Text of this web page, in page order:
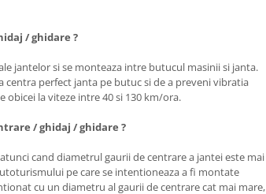
/ ghidare ?
jantelor si se monteaza intre butucul masinii si janta.
centra perfect janta pe butuc si de a preveni vibratia
obicei la viteze intre 40 si 130 km/ora.
/ ghidaj / ghidare ?
cand diametrul gaurii de centrare a jantei este mai
pe care se intentioneaza a fi montate
cu un diametru al gaurii de centrare cat mai mare,